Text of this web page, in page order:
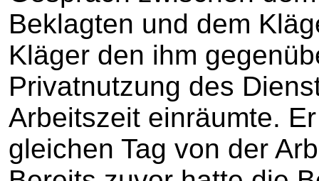
Beklagten und dem
Kläger den ihm
Privatnutzung des
Arbeitszeit einräumte.
gleichen Tag von der